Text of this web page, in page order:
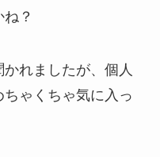
？
れましたが、個人
ゃくちゃ気に入っ